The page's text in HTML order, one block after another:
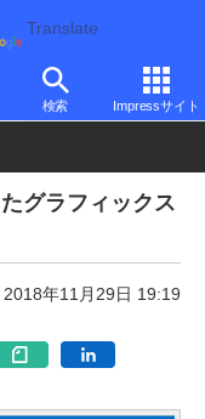
Translate
検索 Impressサイト
グラフィックス
2018年11月29日 19:19